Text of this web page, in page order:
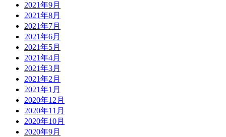
2021年9月
2021年8月
2021年7月
2021年6月
2021年5月
2021年4月
2021年3月
2021年2月
2021年1月
2020年12月
2020年11月
2020年10月
2020年9月